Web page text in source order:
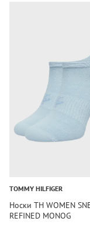
TOMMY HILFIGER
Носки TH WOMEN
REFINED MONOG